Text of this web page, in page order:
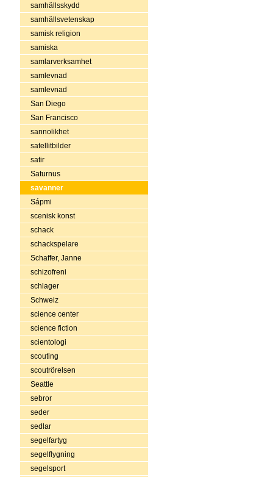
samhällsskydd
samhällsvetenskap
samisk religion
samiska
samlarverksamhet
samlevnad
samlevnad
San Diego
San Francisco
sannolikhet
satellitbilder
satir
Saturnus
savanner
Sápmi
scenisk konst
schack
schackspelare
Schaffer, Janne
schizofreni
schlager
Schweiz
science center
science fiction
scientologi
scouting
scoutrörelsen
Seattle
sebror
seder
sedlar
segelfartyg
segelflygning
segelsport